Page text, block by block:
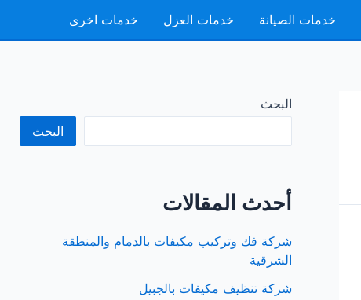
خدمات الصيانة خدمات العزل خدمات اخرى
البحث
البحث
أحدث المقالات
شركة فك وتركيب مكيفات بالدمام والمنطقة
الشرقية
شركة تنظيف مكيفات بالجبيل